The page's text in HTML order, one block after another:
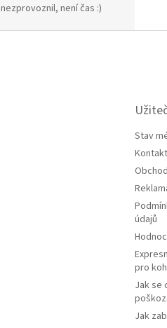
není čas :)
Stav
údajů
pro
Jak se
Jak